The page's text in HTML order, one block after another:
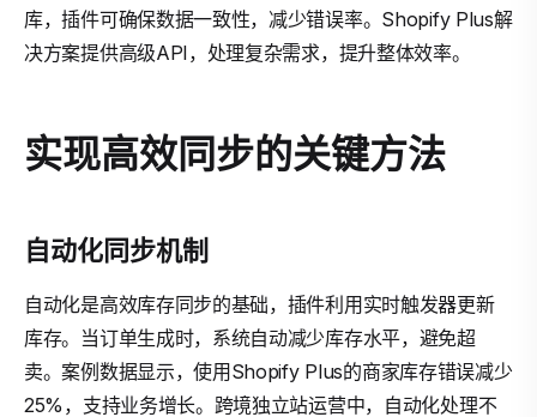
库，插件可确保数据一致性，减少错误率。Shopify Plus解
决方案提供高级API，处理复杂需求，提升整体效率。
实现高效同步的关键方法
自动化同步机制
自动化是高效库存同步的基础，插件利用实时触发器更新
库存。当订单生成时，系统自动减少库存水平，避免超
卖。案例数据显示，使用Shopify Plus的商家库存错误减少
25%，支持业务增长。跨境独立站运营中，自动化处理不